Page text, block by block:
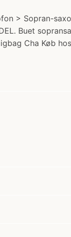
> Sopran-
Buet
Cha Køb